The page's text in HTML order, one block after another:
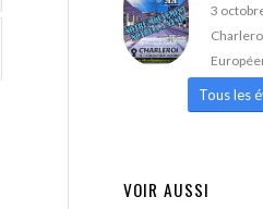
3
Tous les
VOIR AUSSI